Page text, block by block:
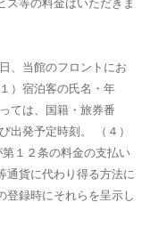
、当館のフロントにお
）宿泊客の氏名・年
ては、国籍・旅券番
出発予定時刻。 （４）
１２条の料金の支払い
通貨に代わり得る方法に
登録時にそれらを呈示し